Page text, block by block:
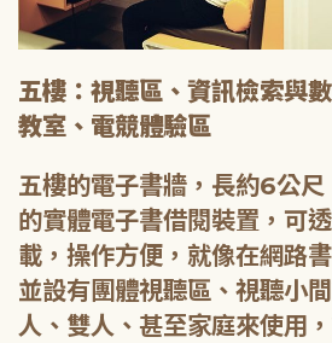
五樓：視聽區、資訊檢索與
教室、電競體驗區
五樓的電子書牆，長約6公尺
的實體電子書借閱裝置，可
載，操作方便，就像在網路
並設有團體視聽區、視聽小
人、雙人、甚至家庭來使用